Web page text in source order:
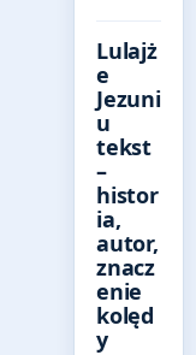
Lulajż
e
Jezuni
u
tekst
–
histor
ia,
autor,
znacz
enie
kolęd
y